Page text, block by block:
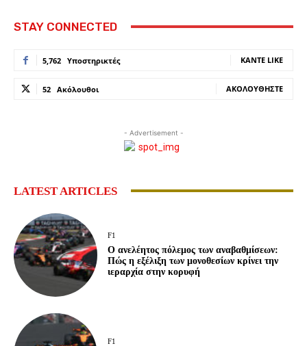
STAY CONNECTED
5,762 Υποστηρικτές ΚΆΝΤΕ LIKE
52 Ακόλουθοι ΑΚΟΛΟΥΘΉΣΤΕ
- Advertisement -
LATEST ARTICLES
F1
Ο ανελέητος πόλεμος των αναβαθμίσεων:
Πώς η εξέλιξη των μονοθεσίων κρίνει την
ιεραρχία στην κορυφή
F1